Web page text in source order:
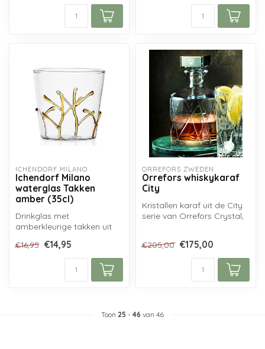
ICHENDORF MILANO
Ichendorf Milano
waterglas Takken
amber (35cl)
Drinkglas met
amberkleurige takken uit
Ichendorf Milano. ...
€16,95 €14,95
ORREFORS ZWEDEN
Orrefors whiskykaraf
City
Kristallen karaf uit de City
serie van Orrefors Crystal,
€205,00 €175,00
Toon 25 - 46 van 46